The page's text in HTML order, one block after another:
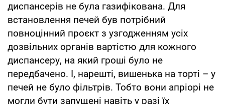
диспансерів не була газифікована. Для
встановлення печей був потрібний
повноцінний проєкт з узгодженням усіх
дозвільних органів вартістю для кожного
диспансеру, на який гроші було не
передбачено. І, нарешті, вишенька на торті – у
печей не було фільтрів. Тобто вони апріорі не
могли бути запущені навіть у разі їх